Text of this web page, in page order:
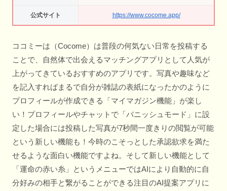
公式サイト https://www.cocome.app/
ココミーは（Cocome）は普段の何気ない日常を投稿する
ことで、自然体で出会えるマッチングアプリとして人気が
上がってきているおすすめのアプリです。写真や趣味など
を記入すればまるで自分が雑誌の表紙になったかのように
プロフィールが作成できる「マイマガジン機能」が楽し
い！プロフィールやチャットで「バニッシュモード」に設
定した場合には投稿した写真が7秒間一度きりの閲覧が可能
という新しい機能も！今時のこそっとした承認欲求を満た
せるような面白い機能ですよね。そして新しい機能として
「運命の赤い糸」というメニューではAIにより自動的に自
分好みの相手と繋がることができる注目のAI提案アプリに